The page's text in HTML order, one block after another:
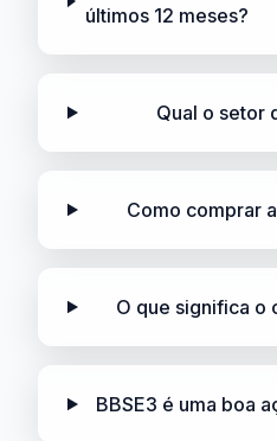
últimos 12 meses?
Qual o setor
Como comprar
O que significa o
BBSE3 é uma boa